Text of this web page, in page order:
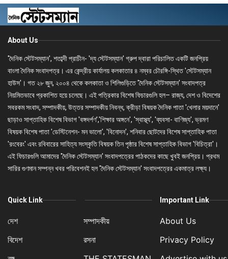
About Us
'দৈনিক স্টেটসম্যান', শতাব্দী প্রাচীন- 'দ্য স্টেটসম্যান' গ্রুপ দ্বারা পরিচালিত একটি জনপ্রিয়
বাংলা দৈনিক সংবাদপত্র। এর কেন্দ্রীয় কার্যালয় কলকাতার ৪ নম্বর চৌরঙ্গি-স্থিত 'স্টেটসম্যান
হাউস'। গত ২৮ জুন, ২০০৪ থেকে কলকাতা ও শিলিগুড়িতে 'দৈনিক স্টেটসম্যান' সংবাদপত্র
নিয়মিতভাবে প্রকাশিত হয়ে চলেছে। এই পত্রিকার বিশেষ ফিচারগুলি হল– রাজ্য, দেশ ও বিদেশের
সবরকম সংবাদ, সম্পাদকীয়, উত্তর সম্পাদকীয় নিবন্ধ, ক্রীড়া বিষয়ক দৈনিক পাতা 'খেলার ময়দানে'
ছাড়াও সাপ্তাহিক বিশেষ বিভাগ 'বঙ্গদর্পণ','শিক্ষার অঙ্গনে', 'স্বাস্থ্য', 'ব্যবসা- বাণিজ্য', ভ্রমণ
বিষয়ক বিশেষ পাতা 'ডেস্টিনেশন- মন ভালো', 'বিনোদন', শনিবার ছোটদের বিশেষ সাপ্তাহিক পাতা
'রংবেরং' এবং রবিবারের সাহিত্য সংস্কৃতি বিষয়ক তিন পৃষ্ঠার বিশেষ সাপ্তাহিক বিভাগ 'বিচিত্রা'।
এই ফিচারগুলি আমাদের 'দৈনিক স্টেটসম্যান' সংবাদপত্রের পাঠকদের কাছে খুবই জনপ্রিয়। প্রথম
সারির গুণমান সম্পন্ন খবর পরিবেশনই হল 'দৈনিক স্টেটসম্যান' সংবাদপত্রের একমাত্র লক্ষ্য।
Quick Link
দেশ
বিদেশ
সম্পাদকীয়
রসনা
Important Link
About Us
Privacy Policy